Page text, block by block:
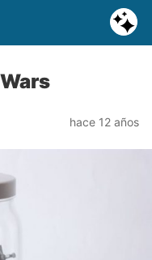
hace 12 años